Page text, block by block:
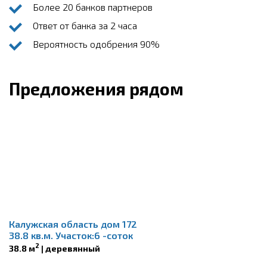
Более 20 банков партнеров
Ответ от банка за 2 часа
Вероятность одобрения 90%
Предложения рядом
Калужская область дом 172
38.8 кв.м. Участок:6 -соток
38.8 м2 | деревянный